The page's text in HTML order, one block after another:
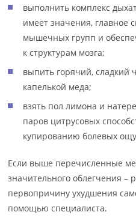
выполнить комплекс
имеет значения, главное
мышечных групп и
к структурам мозга;
выпить горячий, сладкий
капелькой меда;
взять пол лимона и
паров цитрусовых
купированию болевых
Если выше перечисленные
значительного облегчения –
первопричину ухудшения
помощью специалиста.